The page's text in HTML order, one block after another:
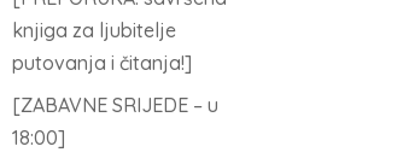
knjiga za ljubitelje
putovanja i čitanja!]
[ZABAVNE SRIJEDE – u
18:00]